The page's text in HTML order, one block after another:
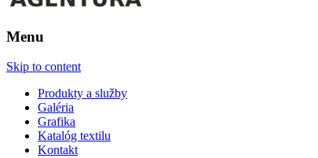
Menu
Skip to content
Produkty a služby
Galéria
Grafika
Katalóg textilu
Kontakt